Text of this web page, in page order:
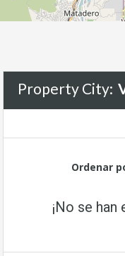
Property City:
Ordenar
¡No se